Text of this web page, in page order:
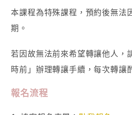
本課程為特殊課程，預約後無法
期。
若因故無法前來希望轉讓他人，
時前」辦理轉讓手續，每次轉讓
報名流程